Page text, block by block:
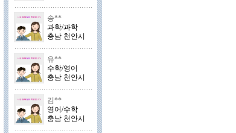
송**
과학/과학
충남 천안시
유**
수학/영어
충남 천안시
김**
영어/수학
충남 천안시